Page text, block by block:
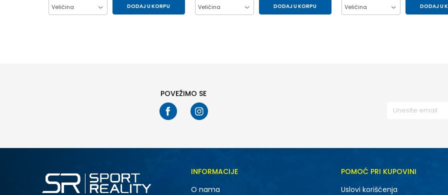
Veličina DODAJ U KORPU Veličina DODAJ U KORPU Veličina DODAJ U
POVEŽIMO SE
INFORMACIJE
O nama
POMOĆ PRI KUPOVINI
Uslovi korišćenja